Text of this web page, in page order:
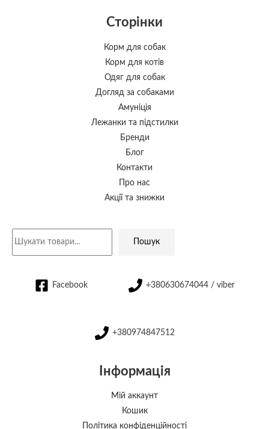
Сторінки
Корм для собак
Корм для котів
Одяг для собак
Догляд за собаками
Амуніція
Лежанки та підстилки
Бренди
Блог
Контакти
Про нас
Акції та знижки
Пошук
Facebook +380630674044 / viber
+380974847512
Інформація
Мій аккаунт
Кошик
Політика конфіденційності